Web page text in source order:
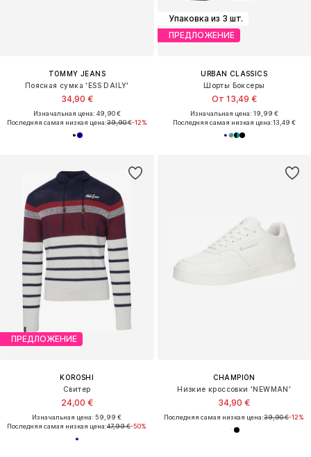
TOMMY JEANS
Поясная сумка 'ESS DAILY'
34,90 €
Изначальная цена: 49,90 €
Последняя самая низкая цена:39,90 €-12%
Упаковка из 3 шт.
ПРЕДЛОЖЕНИЕ
URBAN CLASSICS
Шорты Боксеры
От 13,49 €
Изначальная цена: 19,99 €
Последняя самая низкая цена:13,49 €
ПРЕДЛОЖЕНИЕ
KOROSHI
Свитер
24,00 €
Изначальная цена: 59,99 €
Последняя самая низкая цена:47,99 €-50%
CHAMPION
Низкие кроссовки 'NEWMAN'
34,90 €
Последняя самая низкая цена:39,90 €-12%